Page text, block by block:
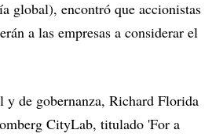
global), encontró que accionistas
a las empresas a considerar el
y de gobernanza, Richard Florida
CityLab, titulado 'For a